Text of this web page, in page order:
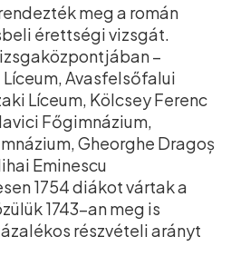
meg a román
érettségi vizsgát.
–
Avasfelsőfalui
Líceum, Kölcsey Ferenc
Főgimnázium,
Gheorghe Dragoș
Eminescu
1754 diákot vártak a
1743-an meg is
részvételi arányt